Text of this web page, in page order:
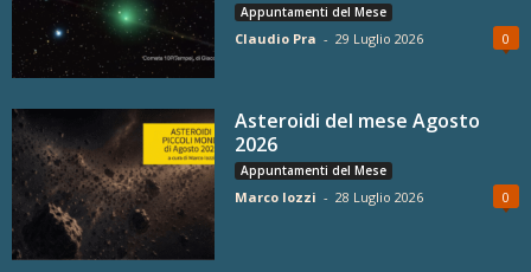
Appuntamenti del Mese
Claudio Pra - 29 Luglio 2026 0
Asteroidi del mese Agosto
2026
Appuntamenti del Mese
Marco Iozzi - 28 Luglio 2026 0